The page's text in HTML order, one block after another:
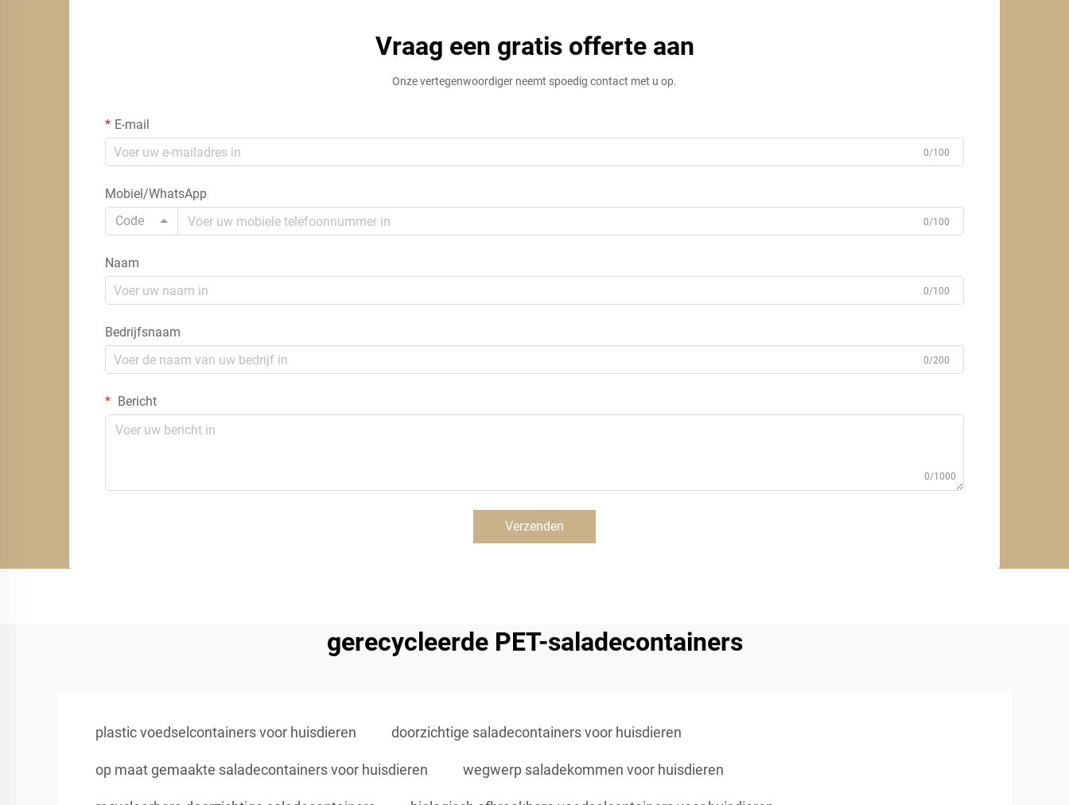
Vraag een gratis offerte aan
Onze vertegenwoordiger neemt spoedig contact met u op.
E-mail
0/100
Mobiel/WhatsApp
Code
0/100
Naam
0/100
Bedrijfsnaam
0/200
Bericht
0/1000
Verzenden
gerecycleerde PET-saladecontainers
plastic voedselcontainers voor huisdieren doorzichtige saladecontainers voor huisdieren
op maat gemaakte saladecontainers voor huisdieren wegwerp saladekommen voor huisdieren